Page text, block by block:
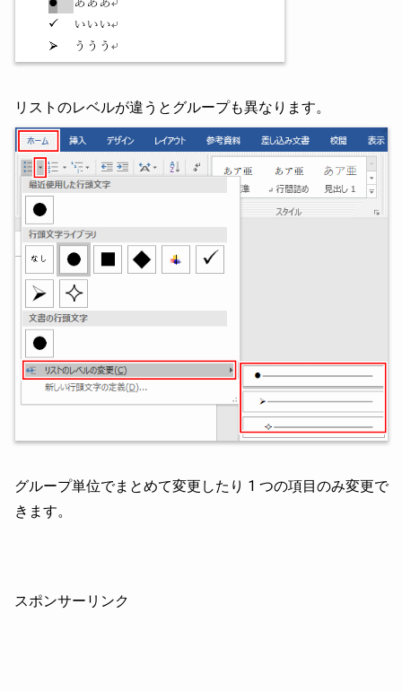
リストのレベルが違うとグループも異なります。
グループ単位でまとめて変更したり 1 つの項目のみ変更で
きます。
スポンサーリンク